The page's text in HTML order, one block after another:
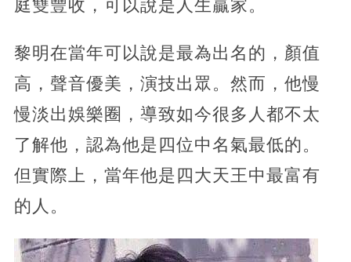
庭雙豐收，可以說是人生贏家。
黎明在當年可以說是最為出名的，顏值
高，聲音優美，演技出眾。然而，他慢
慢淡出娛樂圈，導致如今很多人都不太
了解他，認為他是四位中名氣最低的。
但實際上，當年他是四大天王中最富有
的人。